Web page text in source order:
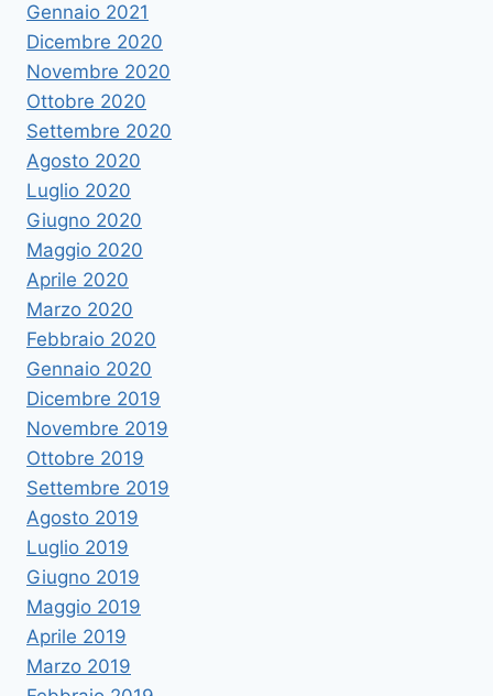
Gennaio 2021
Dicembre 2020
Novembre 2020
Ottobre 2020
Settembre 2020
Agosto 2020
Luglio 2020
Giugno 2020
Maggio 2020
Aprile 2020
Marzo 2020
Febbraio 2020
Gennaio 2020
Dicembre 2019
Novembre 2019
Ottobre 2019
Settembre 2019
Agosto 2019
Luglio 2019
Giugno 2019
Maggio 2019
Aprile 2019
Marzo 2019